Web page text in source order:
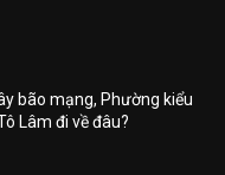
bão mạng, Phường kiểu
Lâm đi về đâu?